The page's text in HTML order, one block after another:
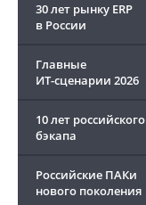
30 лет рынку ERP
в России
Главные
ИТ-сценарии 2026
10 лет российского
бэкапа
Российские ПАКи
нового поколения